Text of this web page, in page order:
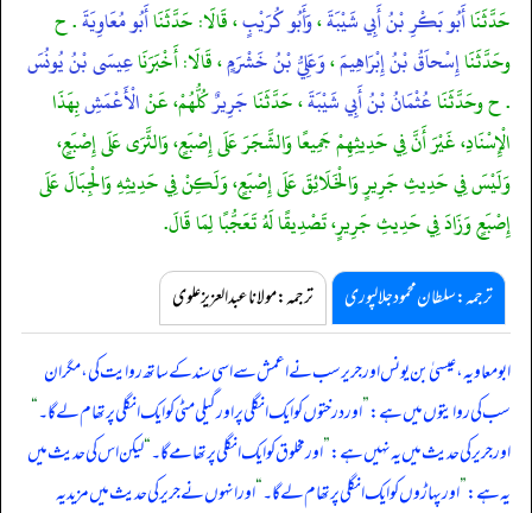
حَدَّثَنَاأَبُو بَكْرِ بْنُ أَبِي شَيْبَةَ،وَأَبُو كُرَيْبٍ، قَالَا: حَدَّثَنَاأَبُو مُعَاوِيَةَ. ح
وحَدَّثَنَاإِسْحاَقُ بْنُ إِبْرَاهِيمَ،وَعَلِيُّ بْنُ خَشْرَمٍ، قَالَا: أَخْبَرَنَاعِيسَى بْنُ يُونُسَ
. ح وحَدَّثَنَاعُثْمَانُ بْنُ أَبِي شَيْبَةَ، حَدَّثَنَاجَرِيرٌكُلُّهُمْ، عَنْالْأَعْمَشِبِهَذَا
الْإِسْنَادِ، غَيْرَ أَنَّ فِي حَدِيثِهِمْ جَمِيعًا وَالشَّجَرَ عَلَى إِصْبَعٍ، وَالثَّرَى عَلَى إِصْبَعٍ،
وَلَيْسَ فِي حَدِيثِ جَرِيرٍ وَالْخَلَائِقَ عَلَى إِصْبَعٍ، وَلَكِنْ فِي حَدِيثِهِ وَالْجِبَالَ عَلَى
إِصْبَعٍ وَزَادَ فِي حَدِيثِ جَرِيرٍ، تَصْدِيقًا لَهُ تَعَجُّبًا لِمَا قَالَ.
ترجمہ:سلطان محمود جلالپوری ترجمہ:مولانا عبدالعزیز علوی
ابومعاویہ، عیسیٰ بن یونس اور جریر سب نے اعمش سے اسی سند کے ساتھ روایت کی، مگر ان
سب کی روایتوں میں ہے:”اور درختوں کو ایک انگلی پر اور گیلی مٹی کو ایک انگلی پر تھام لے گا۔“
اور جریر کی حدیث میں یہ نہیں ہے:”اور مخلوق کو ایک انگلی پر تھامے گا۔“لیکن اس کی حدیث میں
یہ ہے:”اور پہاڑوں کو ایک انگلی پر تھام لے گا۔“اور انہوں نے جریر کی حدیث میں مزید یہ